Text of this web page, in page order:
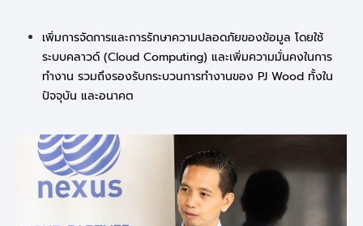
เพิ่มการจัดการและการรักษาความปลอดภัยของข้อมูล โดยใช้
ระบบคลาวด์ (Cloud Computing) และเพิ่มความมั่นคงในการ
ทำงาน รวมถึงรองรับกระบวนการทำงานของ PJ Wood ทั้งใน
ปัจจุบัน และอนาคต